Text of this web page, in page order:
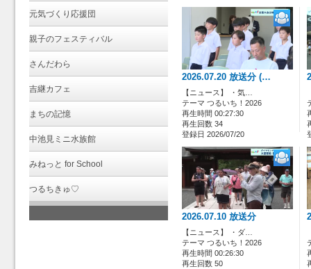
元気づくり応援団
親子のフェスティバル
さんだわら
吉継カフェ
まちの記憶
中池見ミニ水族館
みねっと for School
つるちきゅ♡
2026.07.20 放送分 (…
【ニュース】 ・気…
テーマ つるいち！2026
再生時間 00:27:30
再生回数 34
登録日 2026/07/20
2026.07.10 放送分
【ニュース】 ・ダ…
テーマ つるいち！2026
再生時間 00:26:30
再生回数 50